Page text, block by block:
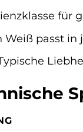
für
Weiß passt in